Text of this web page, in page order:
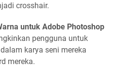
crosshair.
untuk Adobe Photoshop
pengguna untuk
karya seni mereka
mereka.